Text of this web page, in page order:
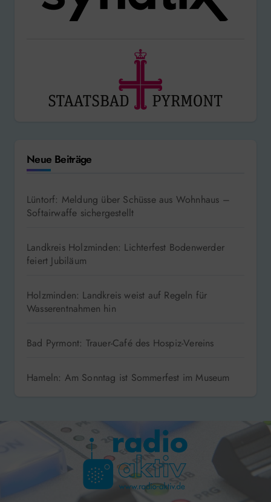
Neue Beiträge
Lüntorf: Meldung über Schüsse aus Wohnhaus –
Softairwaffe sichergestellt
Landkreis Holzminden: Lichterfest Bodenwerder
feiert Jubiläum
Holzminden: Landkreis weist auf Regeln für
Wasserentnahmen hin
Bad Pyrmont: Trauer-Café des Hospiz-Vereins
Hameln: Am Sonntag ist Sommerfest im Museum